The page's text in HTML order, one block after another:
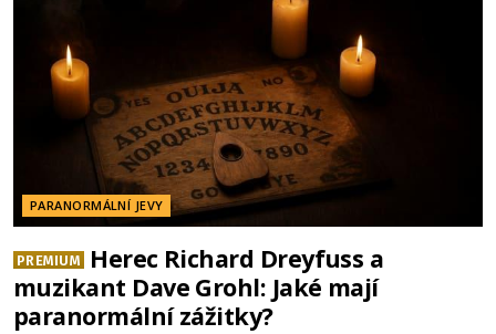
PARANORMÁLNÍ JEVY
PREMIUM
Herec Richard Dreyfuss a
muzikant Dave Grohl: Jaké mají
paranormální zážitky?